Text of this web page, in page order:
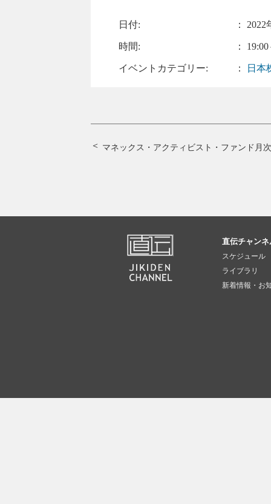
日付: ： 2022
時間: ：
イベントカテゴリー: ： 日本
マネックス・アクティビスト・ファンド月
直伝チャン
スケジュール
ライブラリ
新着情報・お